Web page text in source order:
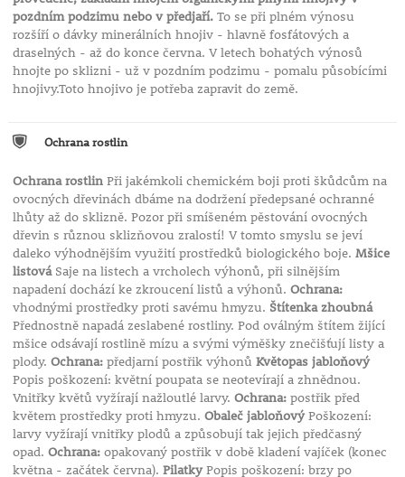
pozdním podzimu nebo v předjaří.To se při plném výnosu
rozšíří o dávky minerálních hnojiv - hlavně fosfátových a
draselných - až do konce června. V letech bohatých výnosů
hnojte po sklizni - už v pozdním podzimu - pomalu působícími
hnojivy.Toto hnojivo je potřeba zapravit do země.
Ochrana rostlin
Ochrana rostlinPři jakémkoli chemickém boji proti škůdcům na
ovocných dřevinách dbáme na dodržení předepsané ochranné
lhůty až do sklizně. Pozor při smíšeném pěstování ovocných
dřevin s různou sklizňovou zralostí! V tomto smyslu se jeví
daleko výhodnějším využití prostředků biologického boje. Mšice
listováSaje na listech a vrcholech výhonů, při silnějším
napadení dochází ke zkroucení listů a výhonů. Ochrana:
vhodnými prostředky proti savému hmyzu. Štítenka zhoubná
Přednostně napadá zeslabené rostliny. Pod oválným štítem žijící
mšice odsávají rostlině mízu a svými výměšky znečišťují listy a
plody. Ochrana:předjarní postřik výhonů Květopas jabloňový
Popis poškození: květní poupata se neotevírají a zhnědnou.
Vnitřky květů vyžírají nažloutlé larvy. Ochrana:postřik před
květem prostředky proti hmyzu. Obaleč jabloňovýPoškození:
larvy vyžírají vnitřky plodů a způsobují tak jejich předčasný
opad. Ochrana:opakovaný postřik v době kladení vajíček (konec
května - začátek června). PilatkyPopis poškození: brzy po